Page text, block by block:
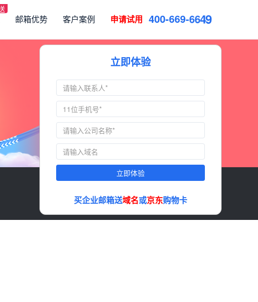
邮箱优势 客户案例 申请试用 400-669-6649
立即体验
立即体验
买企业邮箱送域名或京东购物卡